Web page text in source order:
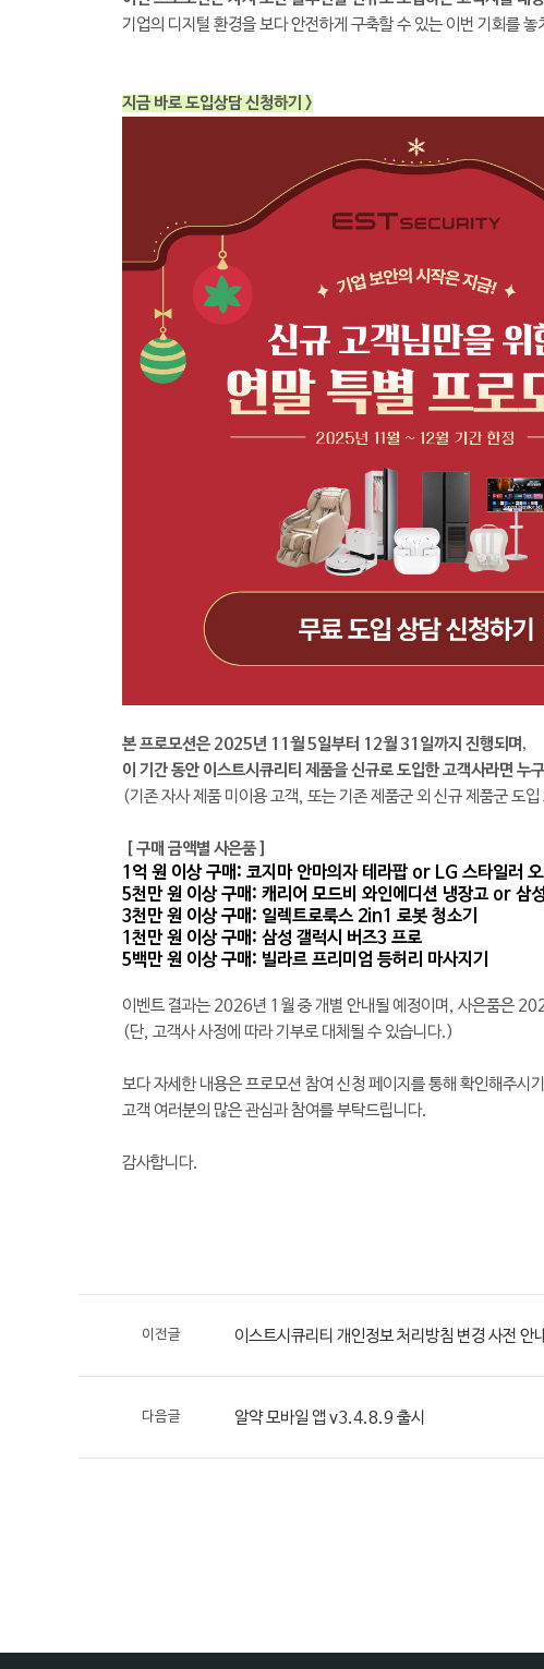
기업의 디지털 환경을 보다 안전하게 구축할 수 있는 이번 기회를 놓
지금 바로 도입상담 신청하기 >
본 프로모션은 2025년 11월 5일부터 12월 31일까지 진행되며,
이 기간 동안 이스트시큐리티 제품을 신규로 도입한 고객사라면 누
(기존 자사 제품 미이용 고객, 또는 기존 제품군 외 신규 제품군 도입
[ 구매 금액별 사은품 ]
1억 원 이상 구매: 코지마 안마의자 테라팝 or LG 스타일러
5천만 원 이상 구매: 캐리어 모드비 와인에디션 냉장고 or 삼
3천만 원 이상 구매: 일렉트로룩스 2in1 로봇 청소기
1천만 원 이상 구매: 삼성 갤럭시 버즈3 프로
5백만 원 이상 구매: 빌라르 프리미엄 등허리 마사지기
이벤트 결과는 2026년 1월 중 개별 안내될 예정이며, 사은품은
(단, 고객사 사정에 따라 기부로 대체될 수 있습니다.)
보다 자세한 내용은 프로모션 참여 신청 페이지를 통해 확인해주시
고객 여러분의 많은 관심과 참여를 부탁드립니다.
감사합니다.
이전글 이스트시큐리티 개인정보 처리방침 변경 사전 안
다음글 알약 모바일 앱 v3.4.8.9 출시